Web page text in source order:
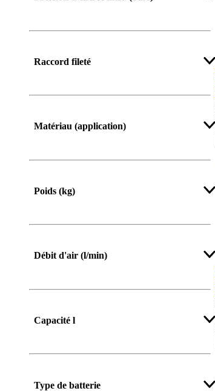
Raccord fileté
Matériau (application)
Poids (kg)
Débit d'air (l/min)
Capacité l
Type de batterie